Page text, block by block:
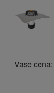
Vaše cena: